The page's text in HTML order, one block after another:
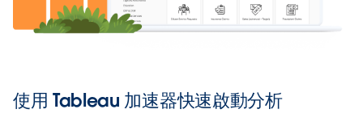
使用 Tableau 加速器快速啟動分析